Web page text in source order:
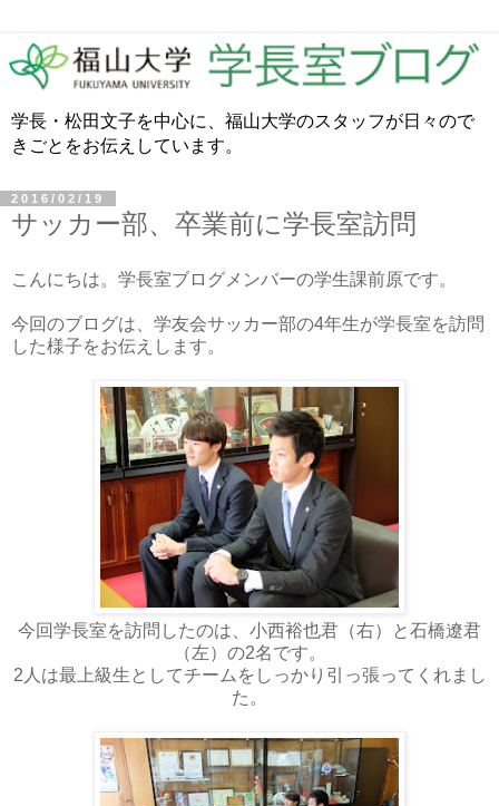
学長・松田文子を中心に、福山大学のスタッフが日々ので
きごとをお伝えしています。
2016/02/19
サッカー部、卒業前に学長室訪問
こんにちは。学長室ブログメンバーの学生課前原です。
今回のブログは、学友会サッカー部の4年生が学長室を訪問
した様子をお伝えします。
今回学長室を訪問したのは、小西裕也君（右）と石橋遼君
（左）の2名です。
2人は最上級生としてチームをしっかり引っ張ってくれまし
た。